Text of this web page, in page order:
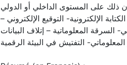
ذلك على المستوى الداخلي أو الدولي.
الإلكترونية- التوقيع الإلكتروني –
السرقة المعلوماتية – إتلاف البيانات
المعلوماتي- التفتيش في البيئة الرقمية.